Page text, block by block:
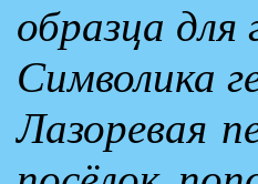
образца для
Символика
Лазоревая